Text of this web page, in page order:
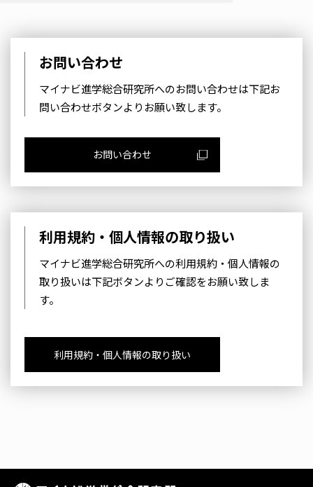
お問い合わせ
マイナビ進学総合研究所へのお問い合わせは下記お
問い合わせボタンよりお願い致します。
お問い合わせ
利用規約・個人情報の取り扱い
マイナビ進学総合研究所への利用規約・個人情報の
取り扱いは下記ボタンよりご確認をお願い致しま
す。
利用規約・個人情報の取り扱い